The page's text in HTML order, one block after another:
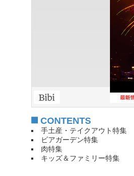
CONTENTS
手土産・テイクアウト特集
ビアガーデン特集
肉特集
キッズ＆ファミリー特集